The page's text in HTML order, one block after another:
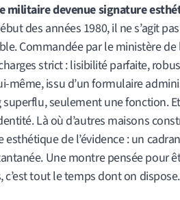
militaire devenue signature
des années 1980, il ne s’agit
Commandée par le ministère
strict : lisibilité parfaite,
même, issu d’un formulaire
seulement une fonction.
Là où d’autres maisons
esthétique de l’évidence : un
Une montre pensée pour
c’est tout le temps dont on dispose.